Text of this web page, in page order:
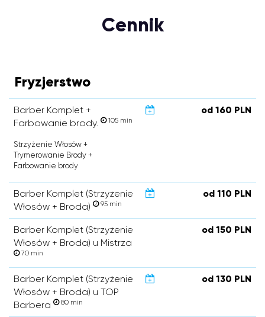
Cennik
Fryzjerstwo
Barber Komplet +
Farbowanie brody.
105 min
od 160 PLN
Strzyżenie Włosów +
Trymerowanie Brody +
Farbowanie brody
Barber Komplet (Strzyżenie
Włosów + Broda)
95 min
od 110 PLN
Barber Komplet (Strzyżenie
Włosów + Broda) u Mistrza
70 min
od 150 PLN
Barber Komplet (Strzyżenie
Włosów + Broda) u TOP
Barbera
80 min
od 130 PLN